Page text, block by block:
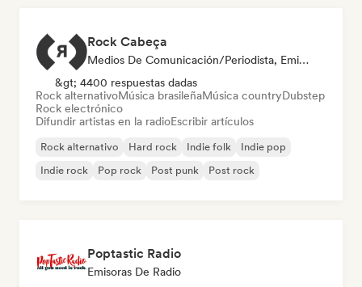
Rock Cabeça
Medios De Comunicación/Periodista, Emisoras De Radio
&gt; 4400 respuestas dadas
Rock alternativoMúsica brasileñaMúsica countryDubstep
Rock electrónico
Difundir artistas en la radioEscribir artículos
Rock alternativo Hard rock Indie folk
Indie pop
Indie rock
Pop rock Post punk Post rock
Poptastic Radio
Emisoras De Radio